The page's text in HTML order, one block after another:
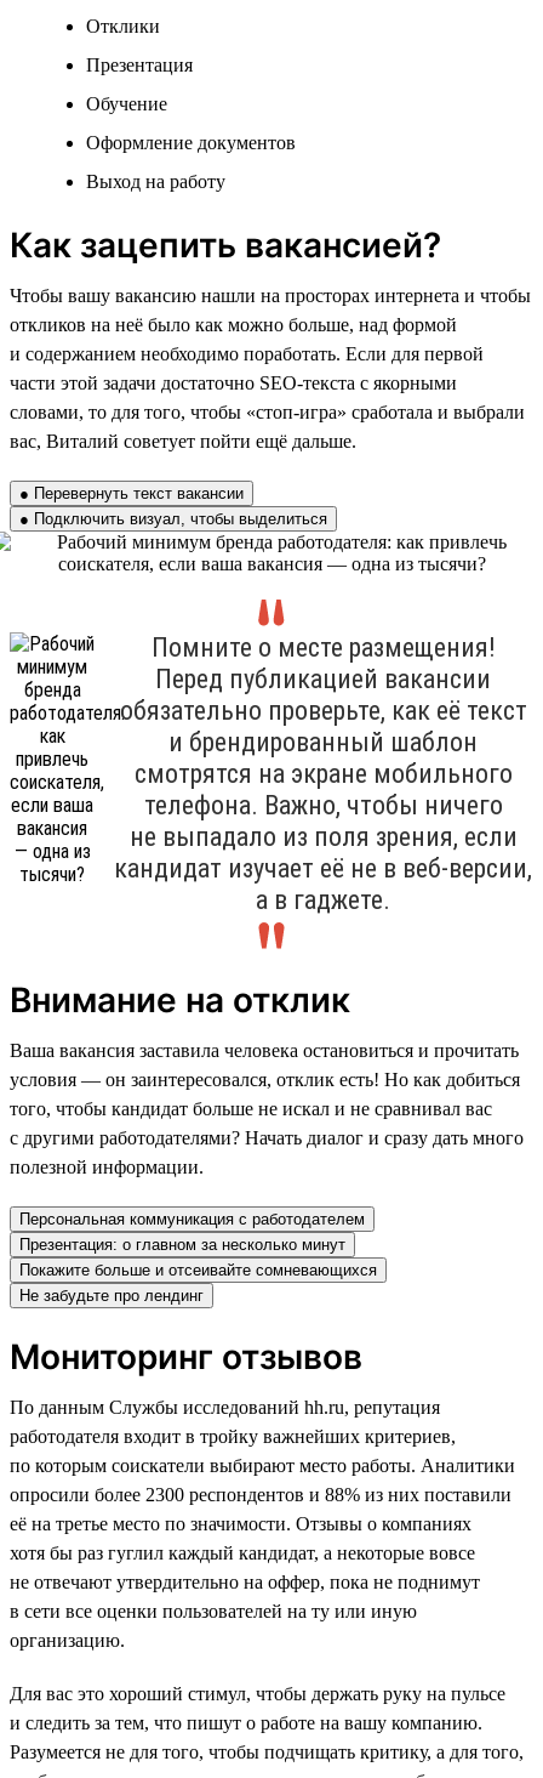
Отклики
Презентация
Обучение
Оформление документов
Выход на работу
Как зацепить вакансией?
Чтобы вашу вакансию нашли на просторах интернета и чтобы
откликов на неё было как можно больше, над формой
и содержанием необходимо поработать. Если для первой
части этой задачи достаточно SEO-текста с якорными
словами, то для того, чтобы «стоп-игра» сработала и выбрали
вас, Виталий советует пойти ещё дальше.
● Перевернуть текст вакансии
● Подключить визуал, чтобы выделиться
Помните о месте размещения!
Перед публикацией вакансии
обязательно проверьте, как её текст
и брендированный шаблон
смотрятся на экране мобильного
телефона. Важно, чтобы ничего
не выпадало из поля зрения, если
кандидат изучает её не в веб-версии,
а в гаджете.
Внимание на отклик
Ваша вакансия заставила человека остановиться и прочитать
условия — он заинтересовался, отклик есть! Но как добиться
того, чтобы кандидат больше не искал и не сравнивал вас
с другими работодателями? Начать диалог и сразу дать много
полезной информации.
Персональная коммуникация с работодателем
Презентация: о главном за несколько минут
Покажите больше и отсеивайте сомневающихся
Не забудьте про лендинг
Мониторинг отзывов
По данным Службы исследований hh.ru, репутация
работодателя входит в тройку важнейших критериев,
по которым соискатели выбирают место работы. Аналитики
опросили более 2300 респондентов и 88% из них поставили
её на третье место по значимости. Отзывы о компаниях
хотя бы раз гуглил каждый кандидат, а некоторые вовсе
не отвечают утвердительно на оффер, пока не поднимут
в сети все оценки пользователей на ту или иную
организацию.
Для вас это хороший стимул, чтобы держать руку на пульсе
и следить за тем, что пишут о работе на вашу компанию.
Разумеется не для того, чтобы подчищать критику, а для того,